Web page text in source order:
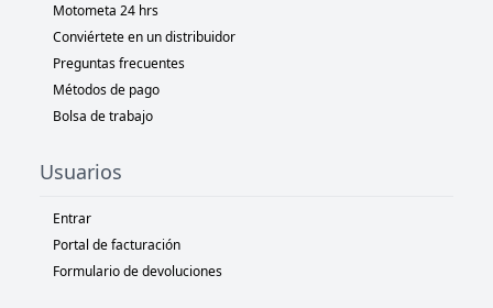
Motometa 24 hrs
Conviértete en un distribuidor
Preguntas frecuentes
Métodos de pago
Bolsa de trabajo
Usuarios
Entrar
Portal de facturación
Formulario de devoluciones